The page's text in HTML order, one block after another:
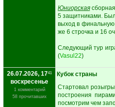
Юниорскаясборная
5 защитниками.
выход в
же 6 строчка и 16
Следующий тур
(Vasul22)
26.07.2026, 1741
воскресенье
1 комментарий
58 прочитавших
Кубок страны
Стартовал
построения
посмотрим чем